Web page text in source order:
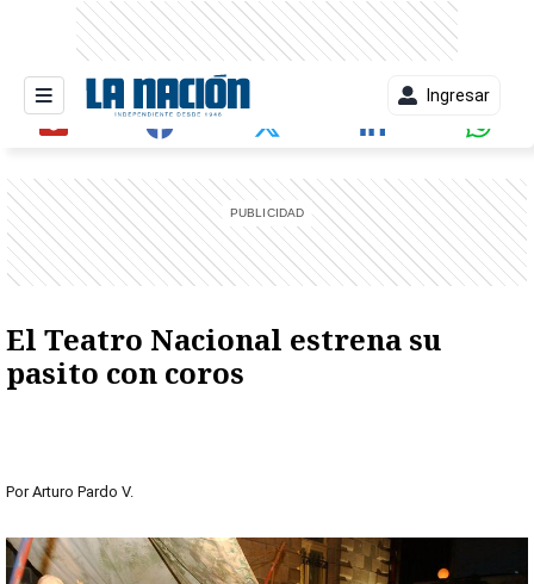
Ingresar
El Teatro Nacional estrena su
pasito con coros
Por Arturo Pardo V.